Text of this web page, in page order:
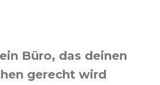
Büro, das deinen
gerecht wird